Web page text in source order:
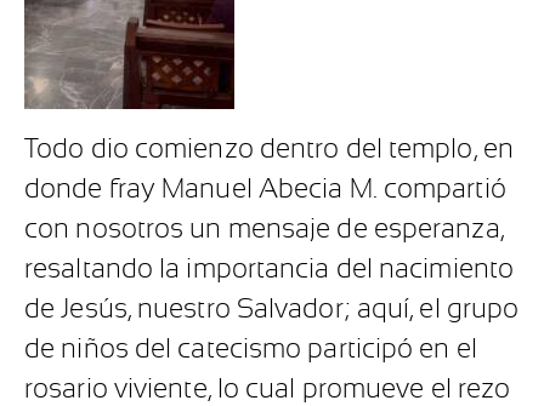
Todo dio comienzo dentro del templo, en
donde fray Manuel Abecia M. compartió
con nosotros un mensaje de esperanza,
resaltando la importancia del nacimiento
de Jesús, nuestro Salvador; aquí, el grupo
de niños del catecismo participó en el
rosario viviente, lo cual promueve el rezo